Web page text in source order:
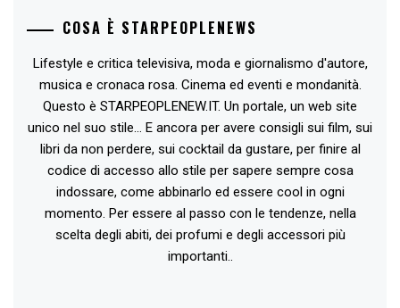
COSA È STARPEOPLENEWS
Lifestyle e critica televisiva, moda e giornalismo d'autore,
musica e cronaca rosa. Cinema ed eventi e mondanità.
Questo è STARPEOPLENEW.IT. Un portale, un web site
unico nel suo stile... E ancora per avere consigli sui film, sui
libri da non perdere, sui cocktail da gustare, per finire al
codice di accesso allo stile per sapere sempre cosa
indossare, come abbinarlo ed essere cool in ogni
momento. Per essere al passo con le tendenze, nella
scelta degli abiti, dei profumi e degli accessori più
importanti..